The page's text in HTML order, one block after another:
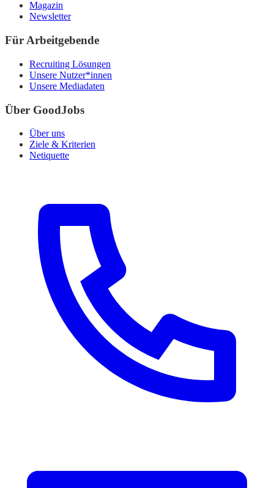
Magazin
Newsletter
Für Arbeitgebende
Recruiting Lösungen
Unsere Nutzer*innen
Unsere Mediadaten
Über GoodJobs
Über uns
Ziele & Kriterien
Netiquette